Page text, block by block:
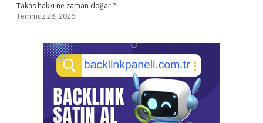
Takas hakkı ne zaman doğar ?
Temmuz 28, 2026